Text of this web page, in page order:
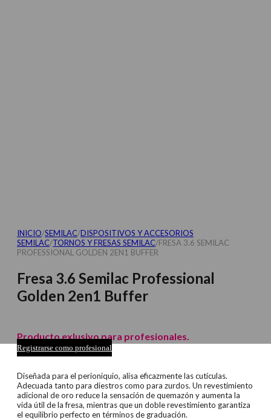
INICIO/SEMILAC/DISPOSITIVOS Y ACCESORIOS
SEMILAC/TORNOS Y FRESAS SEMILAC/FRESA 3.6 SEMILAC
PROFESSIONAL GOLDEN 2EN1 BUFFER
Fresa 3.6 Semilac Professional
Golden 2en1 Buffer
Producto exlusivo para profesionales.
Registrarse como profesional
Diseñada para el perioniquio, alisa eficazmente las cutículas.
Adecuada tanto para diestros como para zurdos. Un revestimiento
adicional de oro reduce la sensación de quemazón y aumenta la
vida útil de la fresa, mientras que un doble revestimiento garantiza
el equilibrio perfecto en términos de graduación.